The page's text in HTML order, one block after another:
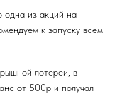
одна из акций на
к запуску всем
лотереи, в
от 500р и получал